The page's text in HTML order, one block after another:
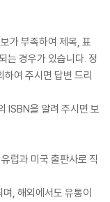
가 부족하여 제목, 표
는 경우가 있습니다. 정
여 주시면 답변 드리
ISBN을 알려 주시면 보
럽과 미국 출판사로 직
, 해외에서도 유통이